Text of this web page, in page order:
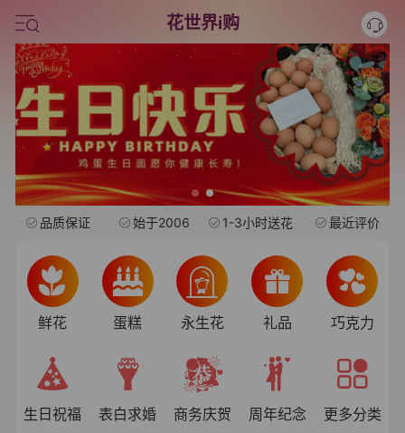
水果礼盒
旺仔
花世界i购
品质保证 始于2006 1-3小时送花 最近评价
鲜花 蛋糕 永生花 礼品 巧克力
生日祝福 表白求婚 商务庆贺 周年纪念 更多分类